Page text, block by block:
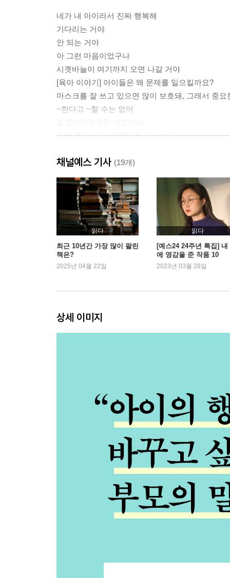
네가 내 아이라서 진짜 행복해
기다리는 거야
안 되는 거야
아 그런 마음이었구나
시곗바늘이 여기까지 오면 나갈 거야
[육아 이야기] 아이들은 왜 문제를 일으킬까요?
마스크를 잘 쓰고 있으면 많이 보호돼, 그래서 중요
~한다고 ~할 수는 없어
아빠 왔다, 우리 토깽이들 안아보자
[육아 이야기] 마음까지 해결해주려고 하지 마세요
그래도 씻어야 하는 거야
빼줄게, 맛있게 먹어
다 울 때까지 기다려줄게
엄마도 너랑 같이 있을 때가 제일 좋아
네가 무슨 말을 하는지 잘 듣고 싶어
[육아 이야기] “안 돼”를 유난히 못 받아들이는 아이
미안해할 일 아니야. 배우면 되는 거야
중요한 이야기라서 웃으면서 말할 수 없는 거야
[육아 이야기] 아이의 겨를, 부모의 겨를
조금 진정한 뒤에 다시 이야기하자
그 친구의 그런 면은 참 좋구나
말 좀 순화해서 하자
[육아 이야기] 부분을 전체로 오해하지 마세요
보기만 하는 거야
가지고 노는 거야
이제 들어가야 해
꼭! 꼭! 꼭! 기억해!
다음에 다시 오더라도 오늘은 갈 거야
채널예스 기사 (19개)
읽다
최근 10년간 가장 많이 팔린
책은?
2025년 04월 22일
읽다
[예스24 24주년 특집] 내
에 영감을 준 작품 10
2023년 03월 28일
상세 이미지